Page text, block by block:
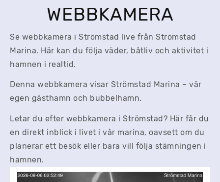
WEBBKAMERA
Se webbkamera i Strömstad live från Strömstad
Marina. Här kan du följa väder, båtliv och aktivitet i
hamnen i realtid.
Denna webbkamera visar Strömstad Marina – vår
egen gästhamn och bubbelhamn.
Letar du efter webbkamera i Strömstad? Här får du
en direkt inblick i livet i vår marina, oavsett om du
planerar ett besök eller bara vill följa stämningen i
hamnen.